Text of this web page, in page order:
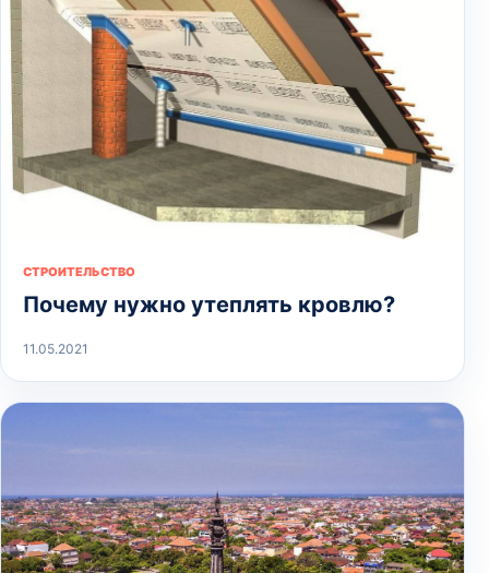
СТРОИТЕЛЬСТВО
Почему нужно утеплять кровлю?
11.05.2021